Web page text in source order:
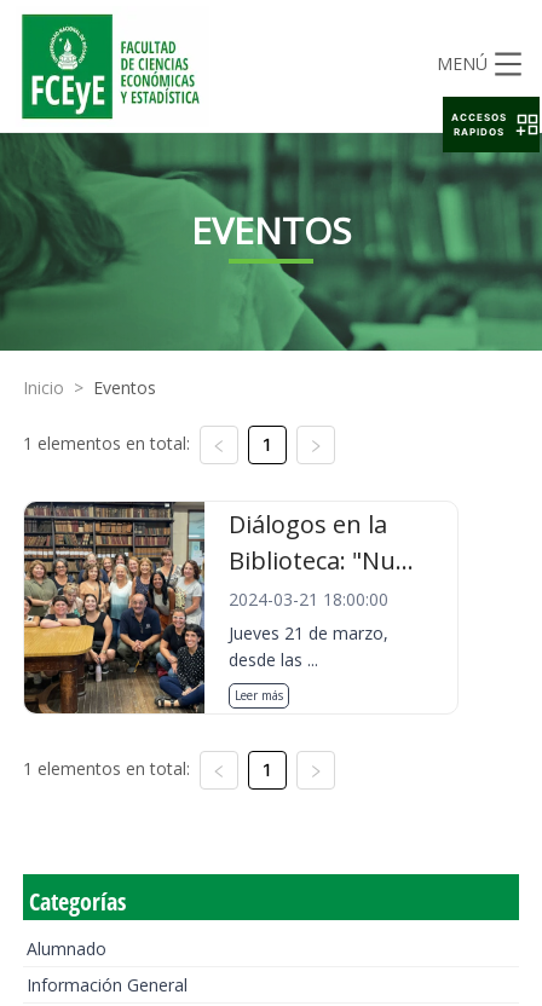
MENÚ
EVENTOS
Inicio > Eventos
1 elementos en total: 1
Diálogos en la
Biblioteca: "Nu...
2024-03-21 18:00:00
Jueves 21 de marzo,
desde las ...
Leer más
1 elementos en total: 1
Categorías
Alumnado
Información General
ACCESOS
RAPIDOS